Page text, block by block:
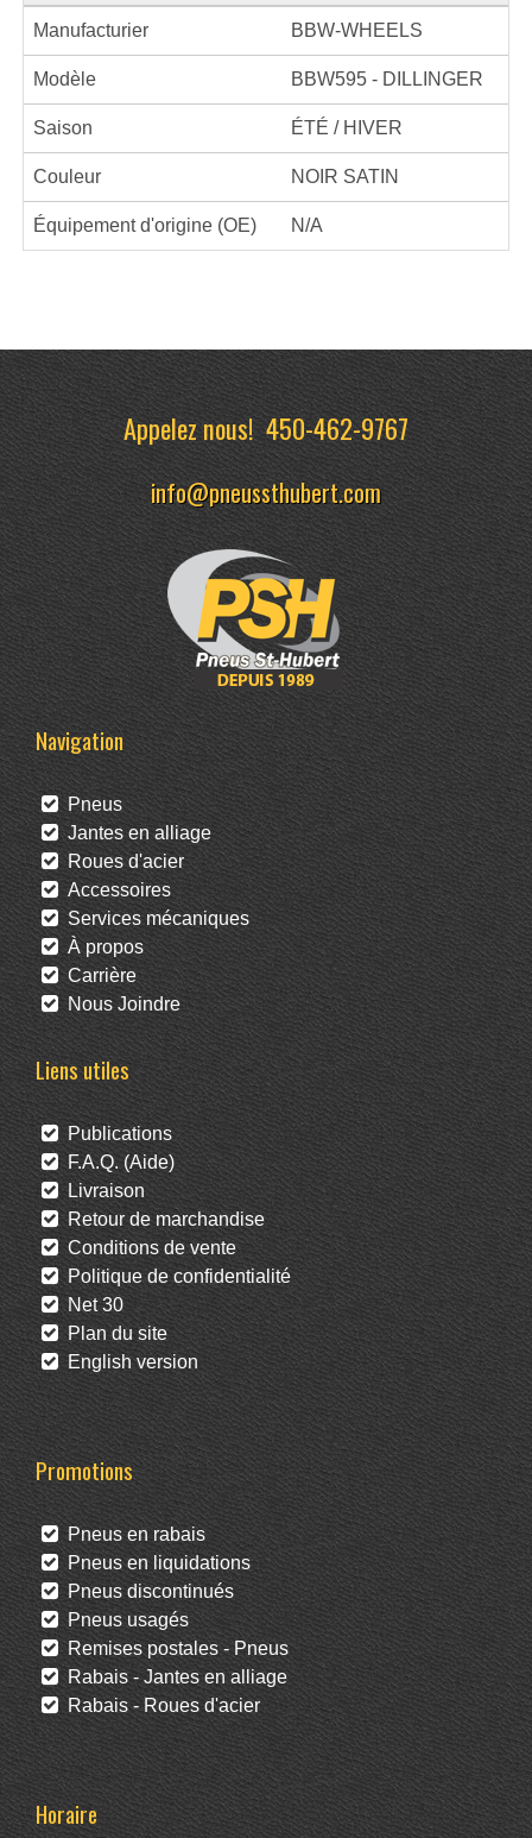
Manufacturier BBW-WHEELS
Modèle BBW595 - DILLINGER
Saison ÉTÉ / HIVER
Couleur NOIR SATIN
Équipement d'origine (OE) N/A
Appelez nous!450-462-9767
info@pneussthubert.com
Navigation
Pneus
Jantes en alliage
Roues d'acier
Accessoires
Services mécaniques
À propos
Carrière
Nous Joindre
Liens utiles
Publications
F.A.Q. (Aide)
Livraison
Retour de marchandise
Conditions de vente
Politique de confidentialité
Net 30
Plan du site
English version
Promotions
Pneus en rabais
Pneus en liquidations
Pneus discontinués
Pneus usagés
Remises postales - Pneus
Rabais - Jantes en alliage
Rabais - Roues d'acier
Horaire